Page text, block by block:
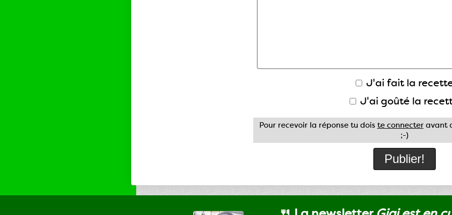
J'ai fait la
J'ai goûté la
Pour recevoir la réponse tu dois te connecteravant
;-)